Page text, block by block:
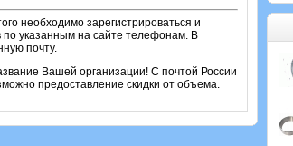
необходимо зарегистрироваться и
по указанным на сайте телефонам. В
почту.
Вашей организации! С почтой России
предоставление скидки от объема.